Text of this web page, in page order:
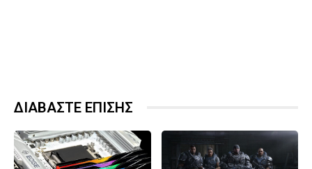
ΔΙΑΒΑΣΤΕ ΕΠΙΣΗΣ